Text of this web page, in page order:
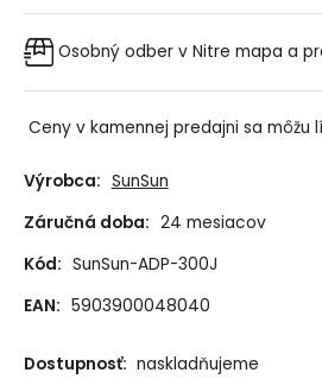
Osobný odber v Nitre mapa a
Ceny v kamennej predajni sa môžu
Výrobca: SunSun
Záručná doba: 24 mesiacov
Kód: SunSun-ADP-300J
EAN: 5903900048040
Dostupnosť: naskladňujeme